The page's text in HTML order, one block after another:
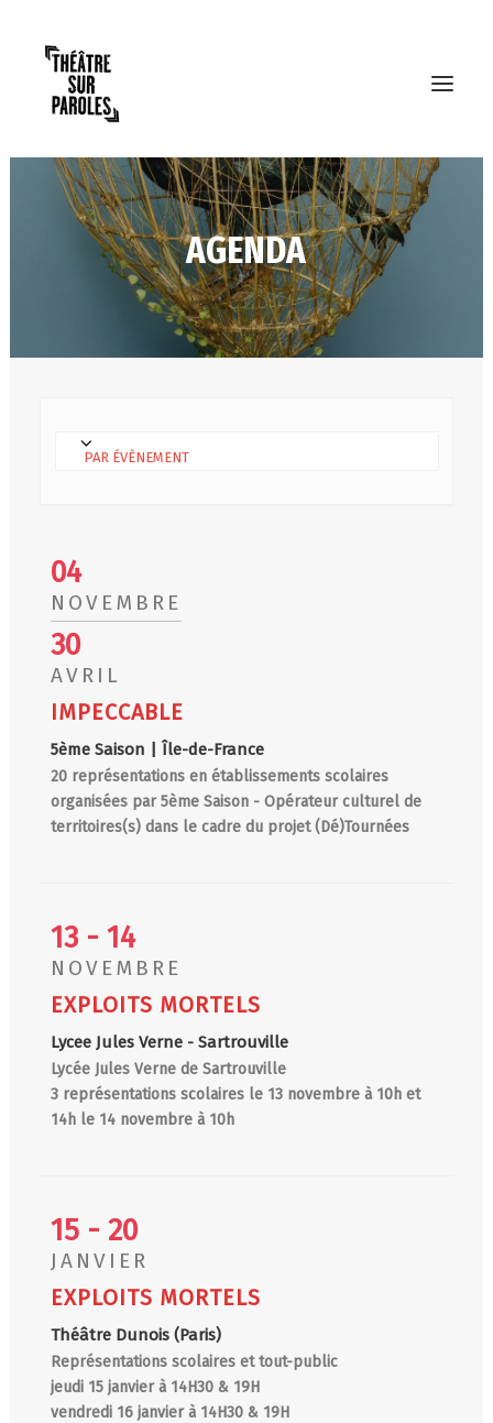
RECHERCHE
AGENDA
04
NOVEMBRE
30
AVRIL
IMPECCABLE
5ème Saison | Île-de-France
20 représentations en établissements scolaires
organisées par 5ème Saison - Opérateur culturel de
territoires(s) dans le cadre du projet (Dé)Tournées
13 - 14
NOVEMBRE
EXPLOITS MORTELS
Lycee Jules Verne - Sartrouville
Lycée Jules Verne de Sartrouville
3 représentations scolaires le 13 novembre à 10h et
14h le 14 novembre à 10h
15 - 20
JANVIER
EXPLOITS MORTELS
Théâtre Dunois (Paris)
Représentations scolaires et tout-public
jeudi 15 janvier à 14H30 & 19H
vendredi 16 janvier à 14H30 & 19H